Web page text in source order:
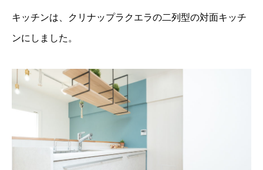
キッチンは、クリナップラクエラの二列型の対面キッチ
ンにしました。